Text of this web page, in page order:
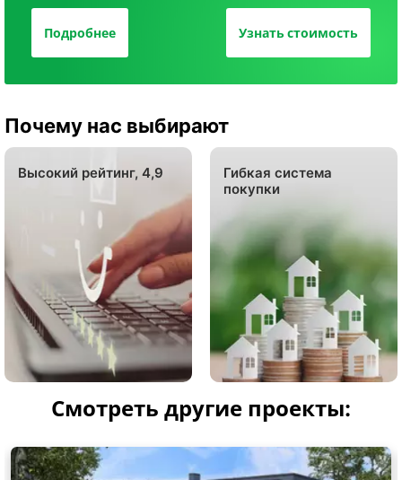
Подробнее Узнать стоимость
Почему нас выбирают
Высокий рейтинг, 4,9
Гибкая система
покупки
Смотреть другие проекты: